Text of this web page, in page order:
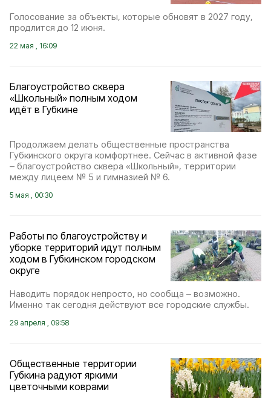
Голосование за объекты, которые обновят в 2027 году,
продлится до 12 июня.
22 мая , 16:09
Благоустройство сквера
«Школьный» полным ходом
идёт в Губкине
Продолжаем делать общественные пространства
Губкинского округа комфортнее. Сейчас в активной фазе
– благоустройство сквера «Школьный», территории
между лицеем № 5 и гимназией № 6.
5 мая , 00:30
Работы по благоустройству и
уборке территорий идут полным
ходом в Губкинском городском
округе
Наводить порядок непросто, но сообща – возможно.
Именно так сегодня действуют все городские службы.
29 апреля , 09:58
Общественные территории
Губкина радуют яркими
цветочными коврами